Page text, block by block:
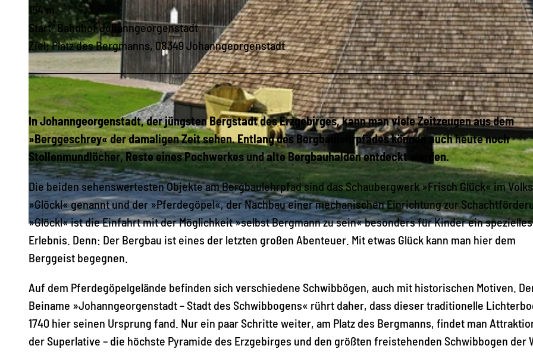
© Birgit Knöbel, Erlebnisheimat Erzgebirge © Tobias Seckel, Erlebnisheimat Erzgebirge
154 m
Start: Bahnhof Johanngeorgenstadt
Ziel: Platz des Bergmanns, 08349 Johanngeorgenstadt
In Johanngeorgenstadt, der jüngsten Bergstadt des Erzgebirges, kann man viele Zeitzeugen aus dem
»Berggeschrey« der damaligen Zeit sehen. Entlang des Bergbau­lehrpfades können auch heute noch
Stollenmundlöcher, Reste eines Pochwerkes und alte Bergbauhalden entdeckt werden.
Die beiden sehenswertesten Objekte am Berg­baulehrpfad sind das Schaubergwerk »Frisch Glück« im
»Glöckl« genannt und der »Pferdegöpel«, der Nachbau einer mechanischen Einrichtung zur
»Glöckl« ist die Einfahrt mit der Möglichkeit »selbst Bergmann zu sein« besonders für Kinder ein spe­zielles
Erlebnis. Denn: Der Bergbau ist eines der letzten großen Abenteuer. Mit etwas Glück kann man hier dem
Berggeist begegnen.
Auf dem Pferdegöpelgelände befin­den sich verschiedene Schwibbögen, auch mit histori­schen Motiven.
Beiname »Johanngeorgenstadt – Stadt des Schwibbogens« rührt daher, dass dieser traditionelle
1740 hier seinen Ursprung fand. Nur ein paar Schritte weiter, am Platz des Bergmanns, findet man
der Superlative – die höchste Pyramide des Erzgebirges und den größten freistehenden Schwibbogen der